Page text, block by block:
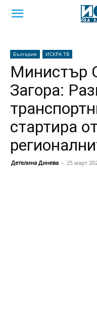
България ИСКРА ТВ
Министър
Загора:
стартира
Детелина Динева - 25 март